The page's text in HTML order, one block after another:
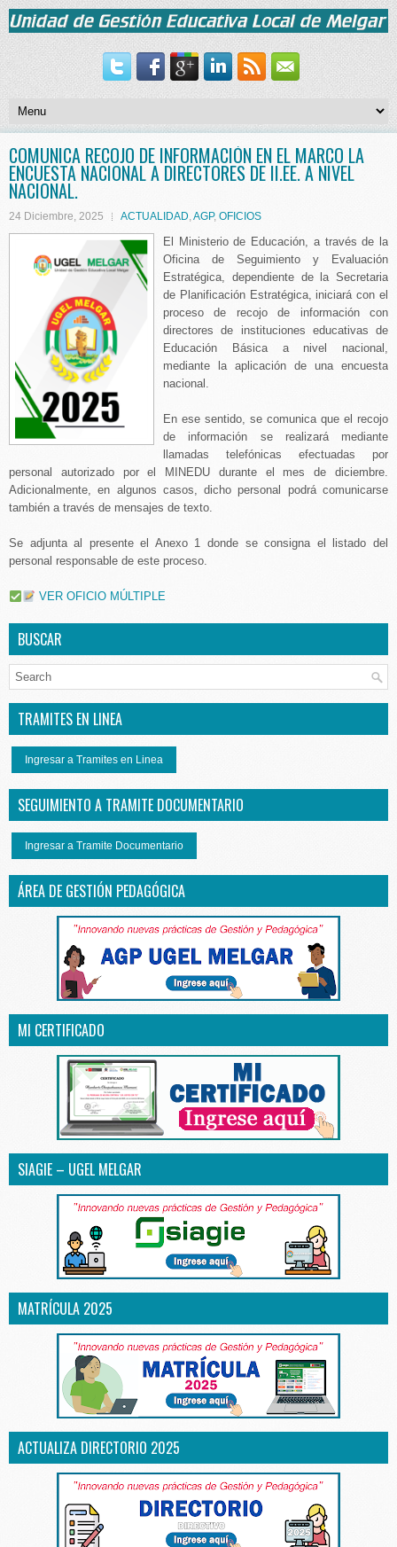
COMUNICA RECOJO DE INFORMACIÓN EN EL MARCO LA
ENCUESTA NACIONAL A DIRECTORES DE II.EE. A NIVEL
NACIONAL.
24 Diciembre, 2025 ACTUALIDAD,AGP, OFICIOS
El Ministerio de Educación, a través de la
Oficina de Seguimiento y Evaluación
Estratégica, dependiente de la Secretaria
de Planificación Estratégica, iniciará con el
proceso de recojo de información con
directores de instituciones educativas de
Educación Básica a nivel nacional,
mediante la aplicación de una encuesta
nacional.
En ese sentido, se comunica que el recojo
de información se realizará mediante
llamadas telefónicas efectuadas por
personal autorizado por el MINEDU durante el mes de diciembre.
Adicionalmente, en algunos casos, dicho personal podrá comunicarse
también a través de mensajes de texto.
Se adjunta al presente el Anexo 1 donde se consigna el listado del
personal responsable de este proceso.
VER OFICIO MÚLTIPLE
BUSCAR
TRAMITES EN LINEA
Ingresar a Tramites en Linea
SEGUIMIENTO A TRAMITE DOCUMENTARIO
Ingresar a Tramite Documentario
ÁREA DE GESTIÓN PEDAGÓGICA
MI CERTIFICADO
SIAGIE – UGEL MELGAR
MATRÍCULA 2025
ACTUALIZA DIRECTORIO 2025